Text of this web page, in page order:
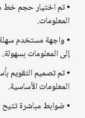
⦁ تم اختيار حجم خط
المعلومات.
⦁ واجهة مستخدم
إلى المعلومات بسهولة.
⦁ تم تصميم التقويم
المعلومات الأساسية.
⦁ ضوابط مباشرة